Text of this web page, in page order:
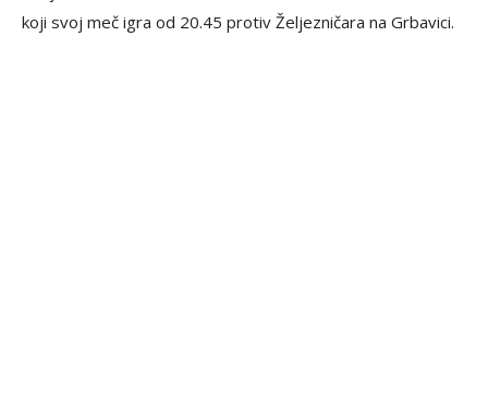
koji svoj meč igra od 20.45 protiv Željezničara na Grbavici.